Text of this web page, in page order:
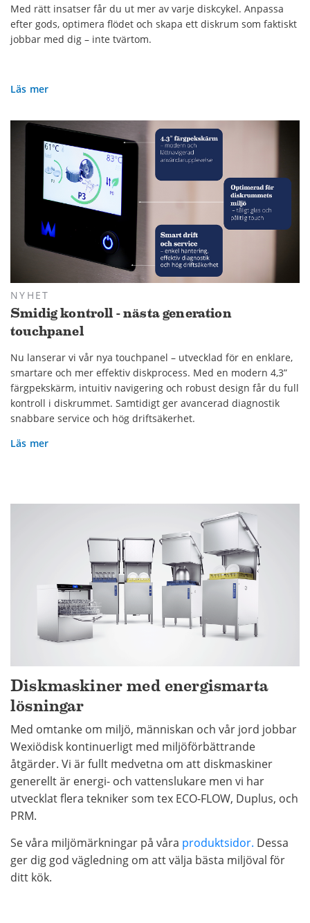
Med rätt insatser får du ut mer av varje diskcykel. Anpassa
efter gods, optimera flödet och skapa ett diskrum som faktiskt
jobbar med dig – inte tvärtom.
Läs mer
NYHET
Smidig kontroll - nästa generation
touchpanel
Nu lanserar vi vår nya touchpanel – utvecklad för en enklare,
smartare och mer effektiv diskprocess. Med en modern 4,3”
färgpekskärm, intuitiv navigering och robust design får du full
kontroll i diskrummet. Samtidigt ger avancerad diagnostik
snabbare service och hög driftsäkerhet.
Läs mer
Diskmaskiner med energismarta
lösningar
Med omtanke om miljö, människan och vår jord jobbar
Wexiödisk kontinuerligt med miljöförbättrande
åtgärder. Vi är fullt medvetna om att diskmaskiner
generellt är energi- och vattenslukare men vi har
utvecklat flera tekniker som tex ECO-FLOW, Duplus, och
PRM.
Se våra miljömärkningar på våra produktsidor. Dessa
ger dig god vägledning om att välja bästa miljöval för
ditt kök.